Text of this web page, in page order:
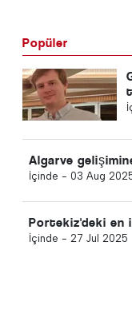
Popüler
Algarve
İçinde - 03 Aug
Portekiz'deki en
İçinde - 27 Jul 2025